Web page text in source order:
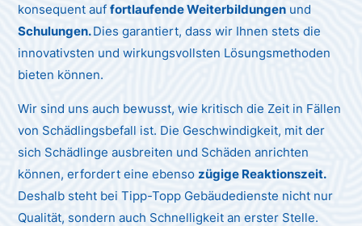
konsequent auffortlaufende Weiterbildungen und
Schulungen.Dies garantiert, dass wir Ihnen stets die
innovativsten und wirkungsvollsten Lösungsmethoden
bieten können.
Wir sind uns auch bewusst, wie kritisch die Zeit in Fällen
von Schädlingsbefall ist. Die Geschwindigkeit, mit der
sich Schädlinge ausbreiten und Schäden anrichten
können, erfordert eine ebensozügige Reaktionszeit.
Deshalb steht bei Tipp-Topp Gebäudedienste nicht nur
Qualität, sondern auch Schnelligkeit an erster Stelle.